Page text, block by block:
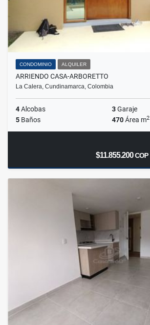
CONDOMINIO ALQUILER
ARRIENDO CASA-ARBORETTO
La Calera, Cundinamarca, Colombia
4Alcobas 3Garaje
5 Baños 470Área m2
$11.855.200COP